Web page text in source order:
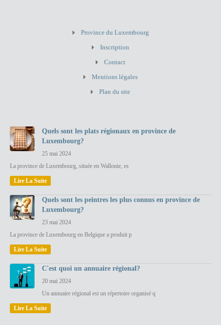
Province du Luxembourg
Inscription
Contact
Mentions légales
Plan du site
Quels sont les plats régionaux en province de
Luxembourg?
25 mai 2024
La province de Luxembourg, située en Wallonie, es
Lire La Suite
Quels sont les peintres les plus connus en province de
Luxembourg?
23 mai 2024
La province de Luxembourg en Belgique a produit p
Lire La Suite
C'est quoi un annuaire régional?
20 mai 2024
Un annuaire régional est un répertoire organisé q
Lire La Suite